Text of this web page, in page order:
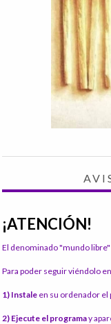
¡ATENCIÓN!
El denominado "mundo libre"
Para poder seguir viéndolo
1) Instale en su ordenador el
2) Ejecute el programay